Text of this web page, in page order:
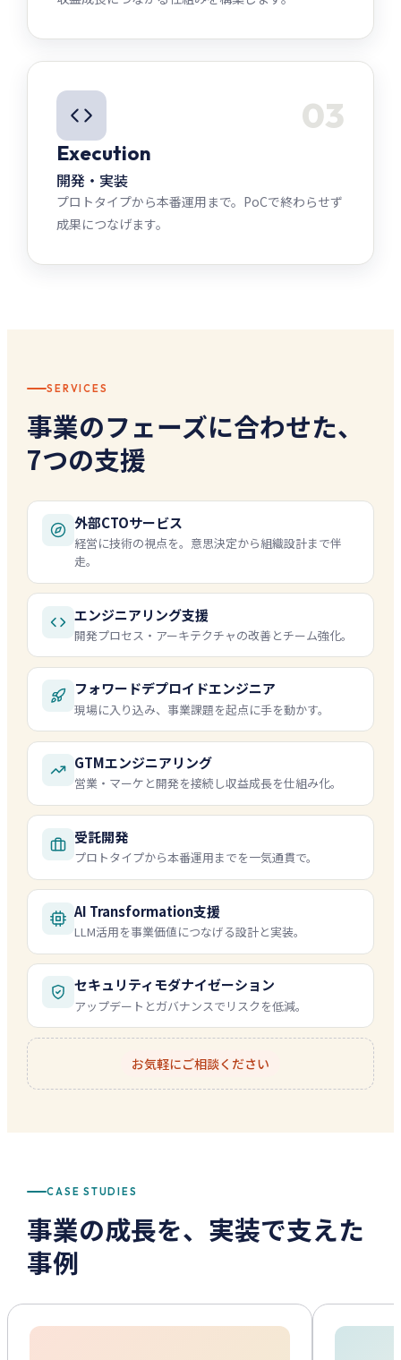
03
Execution
開発・実装
プロトタイプから本番運用まで。PoCで終わらせず
成果につなげます。
SERVICES
事業のフェーズに合わせた、
7つの支援
外部CTOサービス
経営に技術の視点を。意思決定から組織設計まで伴
走。
エンジニアリング支援
開発プロセス・アーキテクチャの改善とチーム強化。
フォワードデプロイドエンジニア
現場に入り込み、事業課題を起点に手を動かす。
GTMエンジニアリング
営業・マーケと開発を接続し収益成長を仕組み化。
受託開発
プロトタイプから本番運用までを一気通貫で。
AI Transformation支援
LLM活用を事業価値につなげる設計と実装。
セキュリティモダナイゼーション
アップデートとガバナンスでリスクを低減。
お気軽にご相談ください
CASE STUDIES
事業の成長を、実装で支えた
事例